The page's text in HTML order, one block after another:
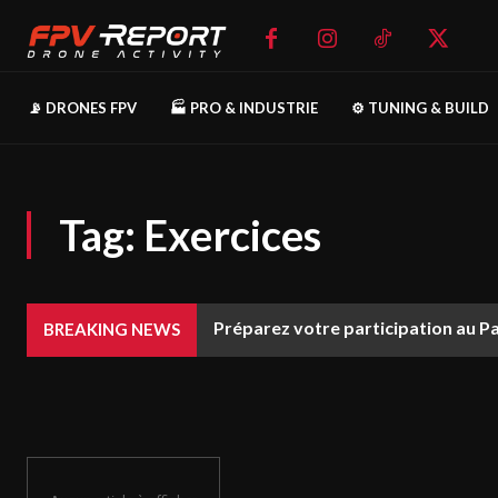
📡 DRONES FPV 🏭 PRO & INDUSTRIE ⚙️ TUNING & BUILD
Tag: Exercices
BREAKING NEWS Préparez votre participation au